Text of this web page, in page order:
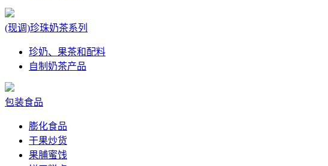
(现调)珍珠奶茶系列
珍奶、果茶和配料
自制奶茶产品
包装食品
膨化食品
干果炒货
果脯蜜饯